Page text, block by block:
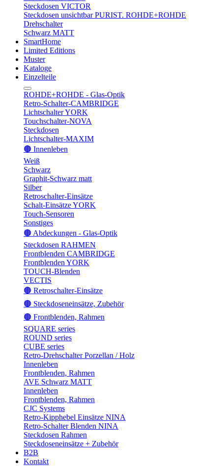
Steckdosen VICTOR
Steckdosen unsichtbar PURIST. ROHDE+ROHDE
Drehschalter
Schwarz MATT
SmartHome
Limited Editions
Muster
Kataloge
Einzelteile
ROHDE+ROHDE - Glas-Optik
Retro-Schalter-CAMBRIDGE
Lichtschalter YORK
Touchschalter-NOVA
Steckdosen
Lichtschalter-MAXIM
🟤 Innenleben
Weiß
Schwarz
Graphit-Schwarz matt
Silber
Retroschalter-Einsätze
Schalt-Einsätze YORK
Touch-Sensoren
Sonstiges
🟤 Abdeckungen - Glas-Optik
Steckdosen RAHMEN
Frontblenden CAMBRIDGE
Frontblenden YORK
TOUCH-Blenden
VECTIS
🟤 Retroschalter-Einsätze
🟤 Steckdoseneinsätze, Zubehör
🟤 Frontblenden, Rahmen
SQUARE series
ROUND series
CUBE series
Retro-Drehschalter Porzellan / Holz
Innenleben
Frontblenden, Rahmen
AVE Schwarz MATT
Innenleben
Frontblenden, Rahmen
CJC Systems
Retro-Kipphebel Einsätze NINA
Retro-Schalter Blenden NINA
Steckdosen Rahmen
Steckdoseneinsätze + Zubehör
B2B
Kontakt